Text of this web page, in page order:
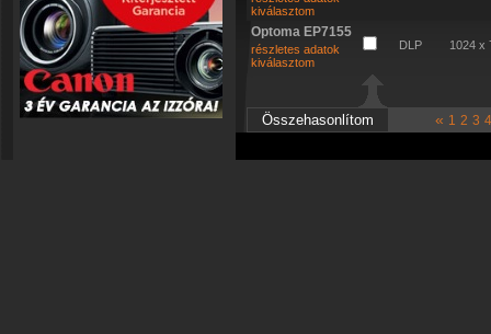
kiválasztom
Optoma EP7155
részletes adatok
kiválasztom
DLP 1024 x
« 1 2 3 4